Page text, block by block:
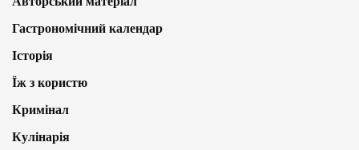
Гастрономічний календар
Історія
Їж з користю
Кримінал
Кулінарія